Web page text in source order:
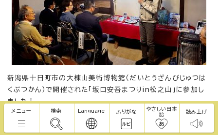
新潟県十日町市の大棟山美術博物館（だいとうざんびじゅつは
くぶつかん）で開催された「坂口安吾まつりin松之山」に参加し
ました！
桐生市は、安吾氏終焉の地であり、昭和27年2月29日から、逝
去される昭和30年2月17日まで、約3年間を過ごされていま
メニュー 検索 Language ふりがな
やさしい日本
語
読み上げ